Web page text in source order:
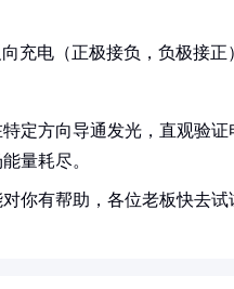
充电（正极接负，负极接正
定方向导通发光，直观验证
量耗尽。
你有帮助，各位老板快去试